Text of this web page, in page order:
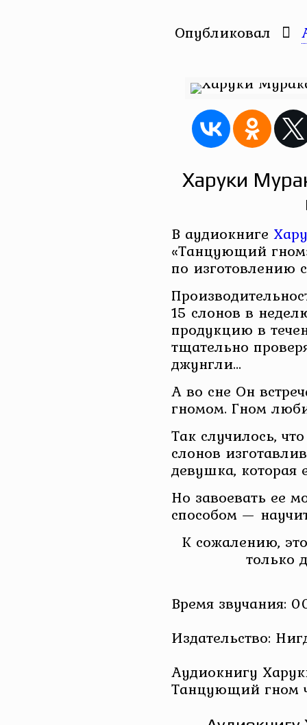
Опубликовал
Харуки
В аудиокниге
«Танцующий
по изготовлению
15 слонов в
продукцию в
тщательно
джунгли…
А во сне Он
гномом. Гном
Так случилось,
слонов
девушка, которая
Но завоевать ее
способом —
К сожалению,
только
Время звучания:
Издательство:
Аудиокнигу
Танцующий гном